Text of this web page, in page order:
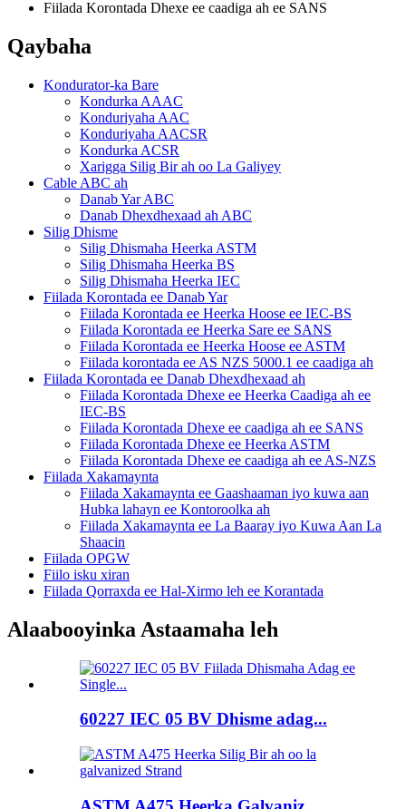
Fiilada Korontada Dhexe ee caadiga ah ee SANS
Qaybaha
Kondurator-ka Bare
Kondurka AAAC
Konduriyaha AAC
Konduriyaha AACSR
Kondurka ACSR
Xarigga Silig Bir ah oo La Galiyey
Cable ABC ah
Danab Yar ABC
Danab Dhexdhexaad ah ABC
Silig Dhisme
Silig Dhismaha Heerka ASTM
Silig Dhismaha Heerka BS
Silig Dhismaha Heerka IEC
Fiilada Korontada ee Danab Yar
Fiilada Korontada ee Heerka Hoose ee IEC-BS
Fiilada Korontada ee Heerka Sare ee SANS
Fiilada Korontada ee Heerka Hoose ee ASTM
Fiilada korontada ee AS NZS 5000.1 ee caadiga ah
Fiilada Korontada ee Danab Dhexdhexaad ah
Fiilada Korontada Dhexe ee Heerka Caadiga ah ee
IEC-BS
Fiilada Korontada Dhexe ee caadiga ah ee SANS
Fiilada Korontada Dhexe ee Heerka ASTM
Fiilada Korontada Dhexe ee caadiga ah ee AS-NZS
Fiilada Xakamaynta
Fiilada Xakamaynta ee Gaashaaman iyo kuwa aan
Hubka lahayn ee Kontoroolka ah
Fiilada Xakamaynta ee La Baaray iyo Kuwa Aan La
Shaacin
Fiilada OPGW
Fiilo isku xiran
Fiilada Qorraxda ee Hal-Xirmo leh ee Korantada
Alaabooyinka Astaamaha leh
60227 IEC 05 BV Dhisme adag...